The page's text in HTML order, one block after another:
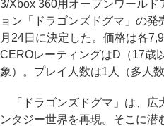
3/Xbox 360用オープンワールド
ョン「ドラゴンズドグマ」の発
月24日に決定した。価格は各
CEROレーティングはD（17歳
象）。プレイ人数は1人（多人
「ドラゴンズドグマ」は、広
ンタジー世界を再現。そこに